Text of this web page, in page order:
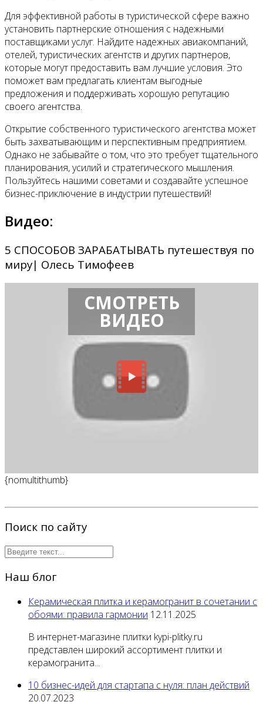
Для эффективной работы в туристической сфере важно
установить партнерские отношения с надежными
поставщиками услуг. Найдите надежных авиакомпаний,
отелей, туристических агентств и других партнеров,
которые могут предоставить вам лучшие условия. Это
поможет вам предлагать клиентам выгодные
предложения и поддерживать хорошую репутацию
своего агентства.
Открытие собственного туристического агентства может
быть захватывающим и перспективным предприятием.
Однако не забывайте о том, что это требует тщательного
планирования, усилий и стратегического мышления.
Пользуйтесь нашими советами и создавайте успешное
бизнес-приключение в индустрии путешествий!
Видео:
5 СПОСОБОВ ЗАРАБАТЫВАТЬ путешествуя по
миру| Олесь Тимофеев
СМОТРЕТЬ
ВИДЕО
{nomultithumb}
Поиск по сайту
Наш блог
Керамическая плитка и керамогранит в сочетании с
обоями: правила гармонии 12.11.2025
В интернет-магазине плитки kypi-plitky.ru
представлен широкий ассортимент плитки и
керамогранита...
10 бизнес-идей для стартапа с нуля: план действий
20.07.2023